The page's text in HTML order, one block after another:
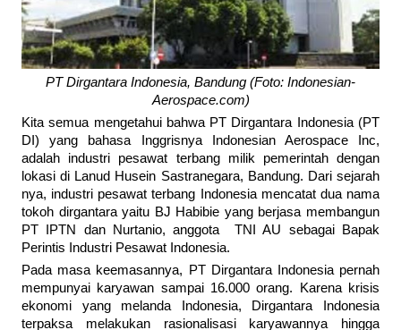
PT Dirgantara Indonesia, Bandung (Foto: Indonesian-
Aerospace.com)
Kita semua mengetahui bahwa PT Dirgantara Indonesia (PT
DI) yang bahasa Inggrisnya Indonesian Aerospace Inc,
adalah industri pesawat terbang milik pemerintah dengan
lokasi di Lanud Husein Sastranegara, Bandung. Dari sejarah
nya, industri pesawat terbang Indonesia mencatat dua nama
tokoh dirgantara yaitu BJ Habibie yang berjasa membangun
PT IPTN dan Nurtanio, anggota TNI AU sebagai Bapak
Perintis Industri Pesawat Indonesia.
Pada masa keemasannya, PT Dirgantara Indonesia pernah
mempunyai karyawan sampai 16.000 orang. Karena krisis
ekonomi yang melanda Indonesia, Dirgantara Indonesia
terpaksa melakukan rasionalisasi karyawannya hingga